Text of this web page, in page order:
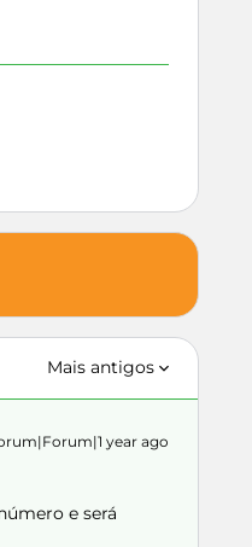
Mais antigos
year ago
e será